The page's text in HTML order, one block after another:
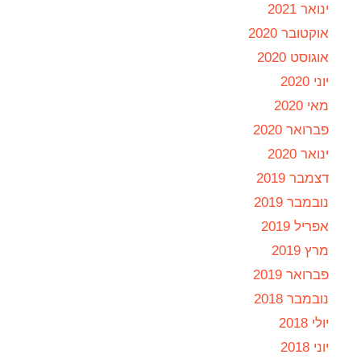
ינואר 2021
אוקטובר 2020
אוגוסט 2020
יוני 2020
מאי 2020
פברואר 2020
ינואר 2020
דצמבר 2019
נובמבר 2019
אפריל 2019
מרץ 2019
פברואר 2019
נובמבר 2018
יולי 2018
יוני 2018